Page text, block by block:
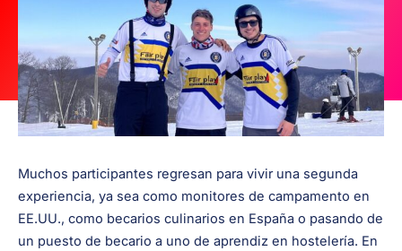
Muchos participantes regresan para vivir una segunda
experiencia, ya sea como monitores de campamento en
EE.UU., como becarios culinarios en España o pasando de
un puesto de becario a uno de aprendiz en hostelería. En